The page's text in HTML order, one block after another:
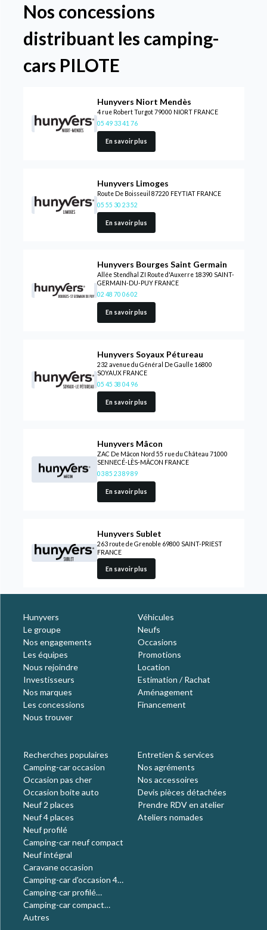
Nos concessions
distribuant les camping-
cars PILOTE
Hunyvers Niort Mendès
4 rue Robert Turgot 79000 NIORT FRANCE
05 49 33 41 76
En savoir plus
Hunyvers Limoges
Route De Boisseuil 87220 FEYTIAT FRANCE
05 55 30 23 52
En savoir plus
Hunyvers Bourges Saint Germain
Allée Stendhal ZI Route d'Auxerre 18390 SAINT-
GERMAIN-DU-PUY FRANCE
02 48 70 06 02
En savoir plus
Hunyvers Soyaux Pétureau
232 avenue du Général De Gaulle 16800
SOYAUX FRANCE
05 45 38 04 96
En savoir plus
Hunyvers Mâcon
ZAC De Mâcon Nord 55 rue du Château 71000
SENNECÉ-LÈS-MÂCON FRANCE
03 85 23 89 89
En savoir plus
Hunyvers Sublet
263 route de Grenoble 69800 SAINT-PRIEST
FRANCE
En savoir plus
Hunyvers
Le groupe
Nos engagements
Les équipes
Nous rejoindre
Investisseurs
Nos marques
Les concessions
Nous trouver
Véhicules
Neufs
Occasions
Promotions
Location
Estimation / Rachat
Aménagement
Financement
Recherches populaires
Camping-car occasion
Occasion pas cher
Occasion boite auto
Neuf 2 places
Neuf 4 places
Neuf profilé
Camping-car neuf compact
Neuf intégral
Caravane occasion
Camping-car d'occasion 4
places
Camping-car profilé
occasion
Camping-car compact
occasion
Autres
Entretien & services
Nos agréments
Nos accessoires
Devis pièces détachées
Prendre RDV en atelier
Ateliers nomades